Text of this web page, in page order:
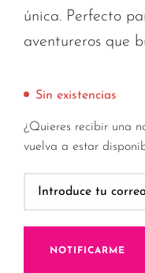
única. Perfecto
aventureros que
Sin existencias
¿Quieres recibir una
vuelva a estar
NOTIFICARME